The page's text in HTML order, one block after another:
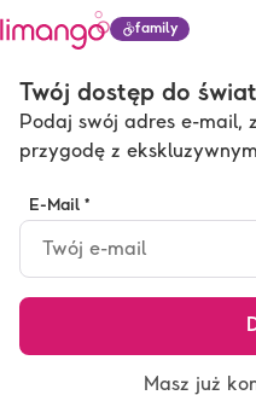
family
Twój dostęp do
Podaj swój adres e-mail,
przygodę z
E-Mail *
Masz już